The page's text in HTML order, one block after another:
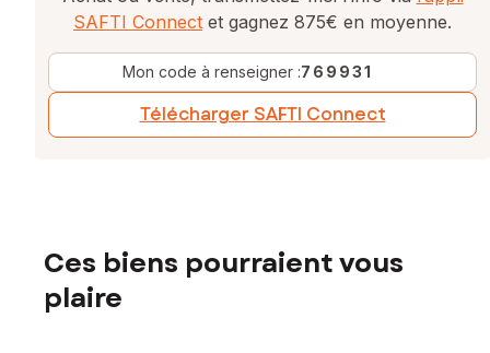
SAFTI Connect et gagnez 875€ en moyenne.
Mon code à renseigner :769931
Télécharger SAFTI Connect
Ces biens pourraient vous
plaire